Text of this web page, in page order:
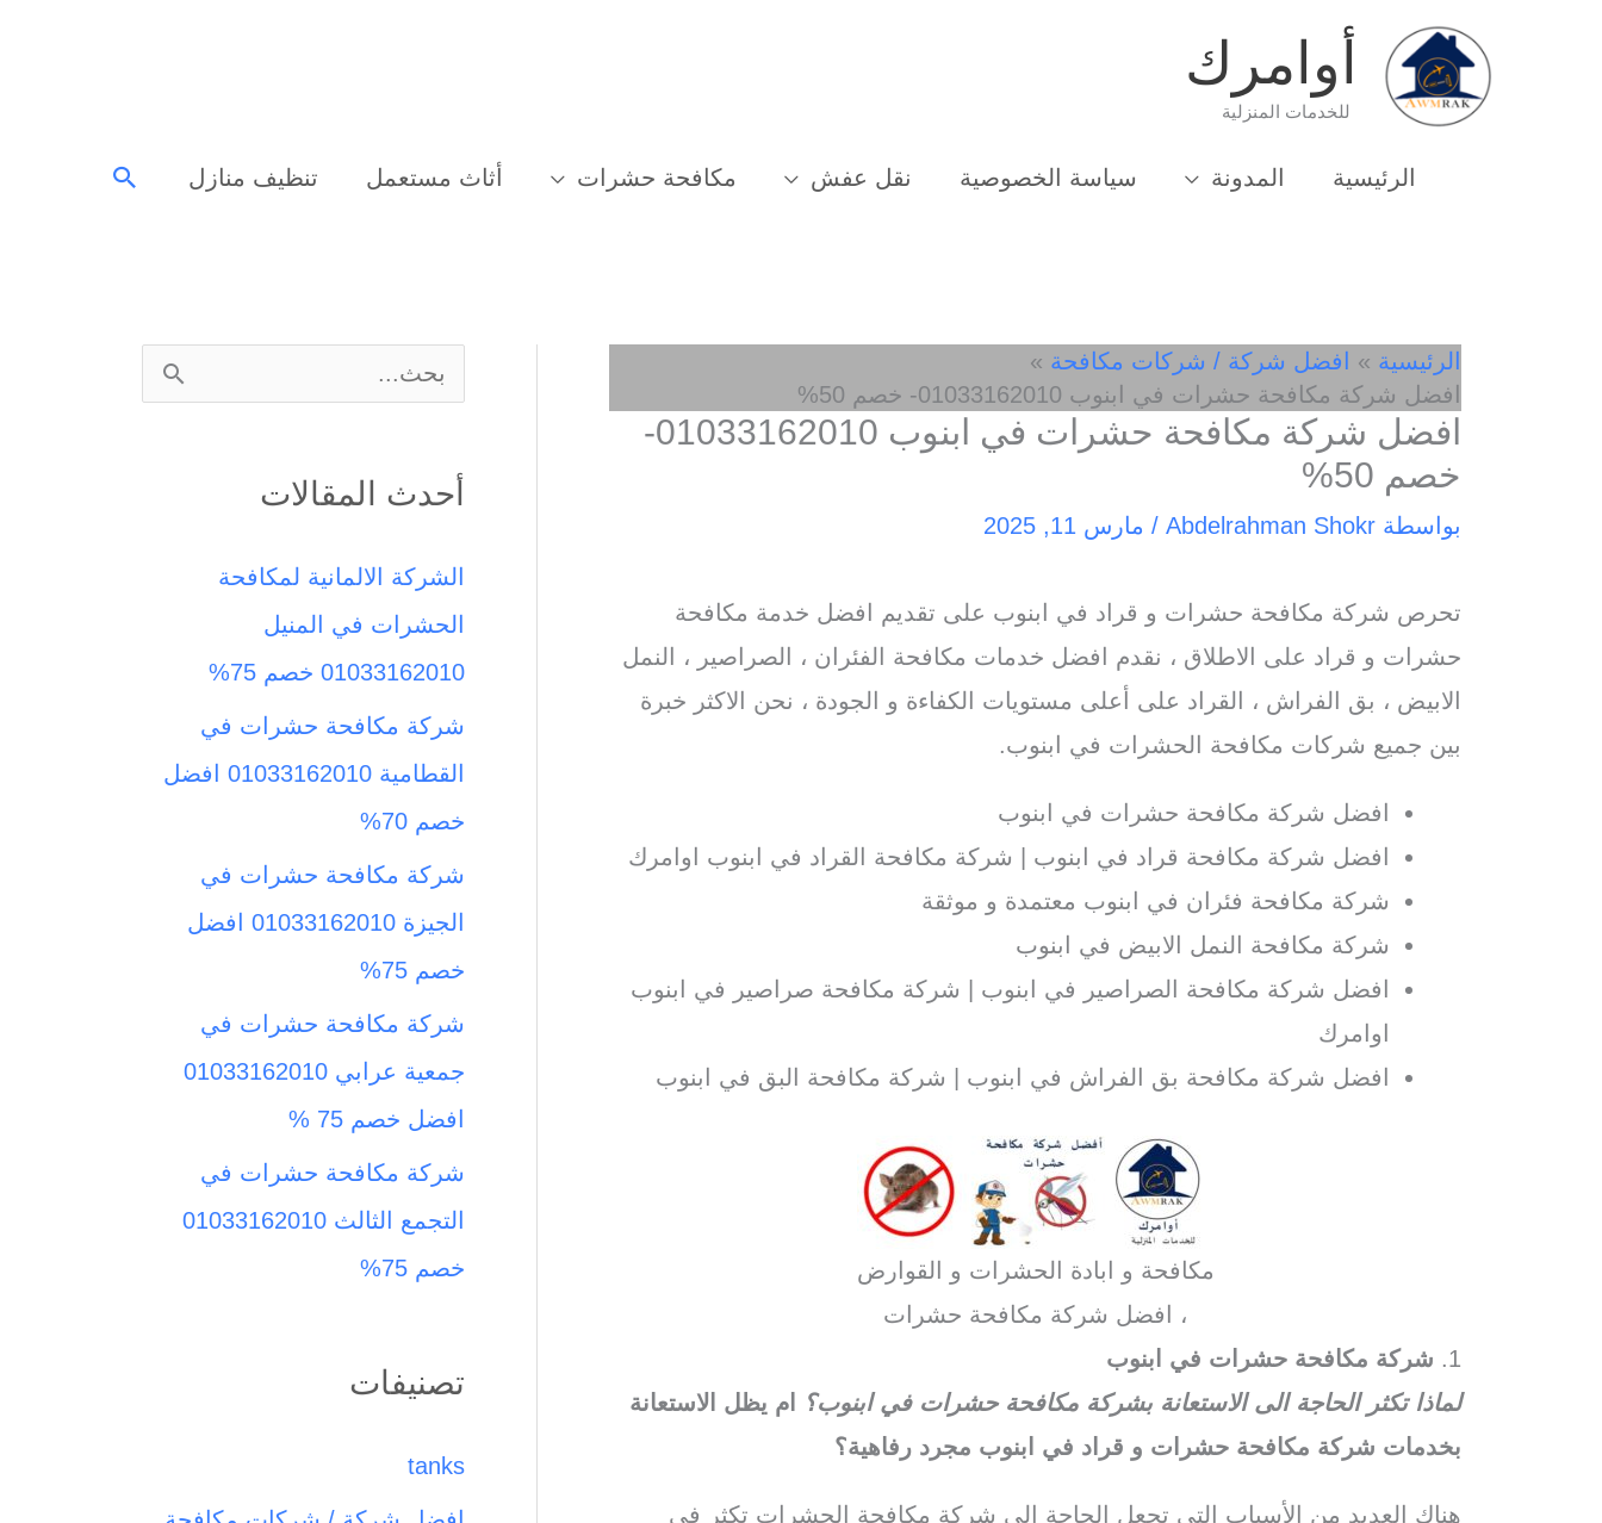
أوامرك
للخدمات المنزلية
الرئيسية المدونة سياسة الخصوصية نقل عفش مكافحة حشرات أثاث مستعمل تنظيف منازل البحث
الرئيسية
افضل شركة / شركات مكافحة
افضل شركة مكافحة حشرات في ابنوب 01033162010- خصم 50%
افضل شركة مكافحة حشرات في ابنوب 01033162010-
خصم 50%
بواسطة Abdelrahman Shokr
/ مارس 11, 2025
تحرص شركة مكافحة حشرات و قراد في ابنوب على تقديم افضل خدمة مكافحة
حشرات و قراد على الاطلاق ، نقدم افضل خدمات مكافحة الفئران ، الصراصير ، النمل
الابيض ، بق الفراش ، القراد على أعلى مستويات الكفاءة و الجودة ، نحن الاكثر خبرة
بين جميع شركات مكافحة الحشرات في ابنوب.
افضل شركة مكافحة حشرات في ابنوب
افضل شركة مكافحة قراد في ابنوب | شركة مكافحة القراد في ابنوب اوامرك
شركة مكافحة فئران في ابنوب معتمدة و موثقة
شركة مكافحة النمل الابيض في ابنوب
افضل شركة مكافحة الصراصير في ابنوب | شركة مكافحة صراصير في ابنوب
اوامرك
افضل شركة مكافحة بق الفراش في ابنوب | شركة مكافحة البق في ابنوب
مكافحة و ابادة الحشرات و القوارض
، افضل شركة مكافحة حشرات
1.
شركة مكافحة حشرات في ابنوب
لماذا تكثر الحاجة الى الاستعانة بشركة مكافحة حشرات في ابنوب؟
ام يظل الاستعانة
بخدمات شركة مكافحة حشرات و قراد في ابنوب مجرد رفاهية؟
هناك العديد من الأسباب التي تجعل الحاجة إلى شركة مكافحة الحشرات تكثر في
ب
ث
ع
ن
أحدث المقالات
الشركة الالمانية لمكافحة
الحشرات في المنيل
01033162010 خصم 75%
شركة مكافحة حشرات في
القطامية 01033162010 افضل
خصم 70%
شركة مكافحة حشرات في
الجيزة 01033162010 افضل
خصم 75%
شركة مكافحة حشرات في
جمعية عرابي 01033162010
افضل خصم 75 %
شركة مكافحة حشرات في
التجمع الثالث 01033162010
خصم 75%
تصنيفات
tanks